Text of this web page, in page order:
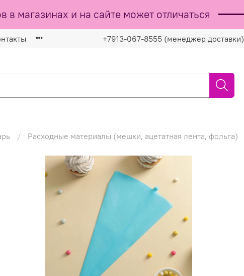
в магазинах и на сайте может отличаться
+7913-067-8555 (менеджер доставки)
Расходные материалы (мешки, ацетатная лента, фольга)